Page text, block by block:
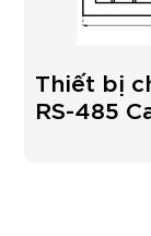
Thiết bị
RS-485